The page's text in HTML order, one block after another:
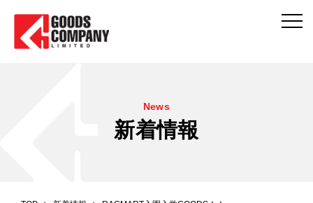
News
新着情報